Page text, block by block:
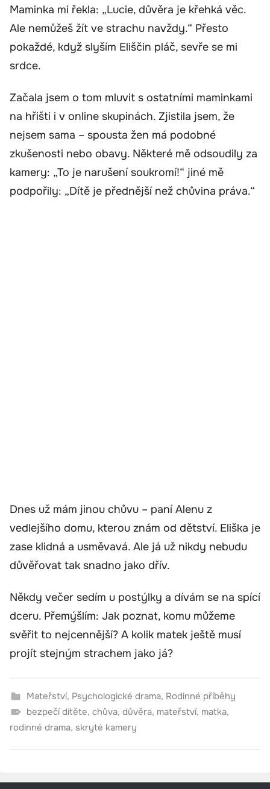
Maminka mi řekla: „Lucie, důvěra je křehká věc.
Ale nemůžeš žít ve strachu navždy.“ Přesto
pokaždé, když slyším Eliščin pláč, sevře se mi
srdce.
Začala jsem o tom mluvit s ostatními maminkami
na hřišti i v online skupinách. Zjistila jsem, že
nejsem sama – spousta žen má podobné
zkušenosti nebo obavy. Některé mě odsoudily za
kamery: „To je narušení soukromí!“ jiné mě
podpořily: „Dítě je přednější než chůvina práva.“
Dnes už mám jinou chůvu – paní Alenu z
vedlejšího domu, kterou znám od dětství. Eliška je
zase klidná a usměvavá. Ale já už nikdy nebudu
důvěřovat tak snadno jako dřív.
Někdy večer sedím u postýlky a dívám se na spící
dceru. Přemýšlím: Jak poznat, komu můžeme
svěřit to nejcennější? A kolik matek ještě musí
projít stejným strachem jako já?
Mateřství, Psychologické drama, Rodinné příběhy
bezpečí dítěte, chůva, důvěra, mateřství, matka,
rodinné drama, skryté kamery